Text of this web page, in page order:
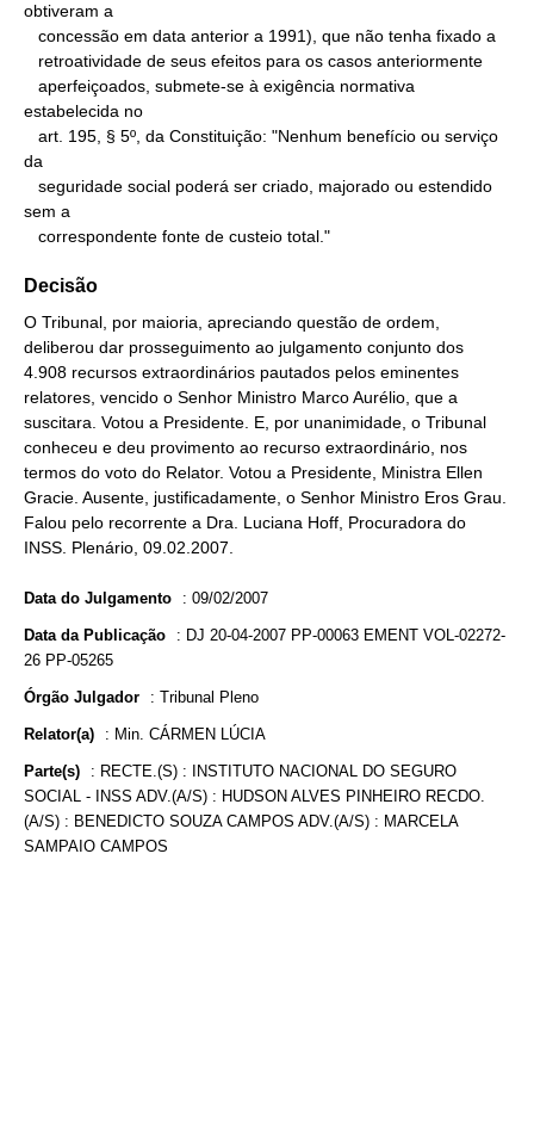
obtiveram a
estabelecida no
da
sem a
   correspondente fonte de custeio total."
Decisão
O Tribunal, por maioria, apreciando questão de ordem,
deliberou dar prosseguimento ao julgamento conjunto dos
4.908 recursos extraordinários pautados pelos eminentes
relatores, vencido o Senhor Ministro Marco Aurélio, que a
suscitara. Votou a Presidente. E, por unanimidade, o Tribunal
conheceu e deu provimento ao recurso extraordinário, nos
termos do voto do Relator. Votou a Presidente, Ministra Ellen
Gracie. Ausente, justificadamente, o Senhor Ministro Eros Grau.
Falou pelo recorrente a Dra. Luciana Hoff, Procuradora do
INSS. Plenário, 09.02.2007.
Data do Julgamento : 09/02/2007
Data da Publicação : DJ 20-04-2007 PP-00063 EMENT VOL-02272-
26 PP-05265
Órgão Julgador : Tribunal Pleno
Relator(a) : Min. CÁRMEN LÚCIA
Parte(s) : RECTE.(S) : INSTITUTO NACIONAL DO SEGURO
SOCIAL - INSS ADV.(A/S) : HUDSON ALVES PINHEIRO RECDO.
(A/S) : BENEDICTO SOUZA CAMPOS ADV.(A/S) : MARCELA
SAMPAIO CAMPOS